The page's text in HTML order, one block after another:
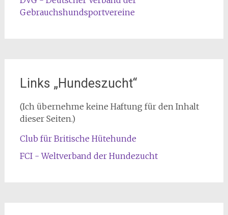
Gebrauchshundsportvereine
Links „Hundeszucht“
(Ich übernehme keine Haftung für den Inhalt
dieser Seiten.)
Club für Britische Hütehunde
FCI - Weltverband der Hundezucht